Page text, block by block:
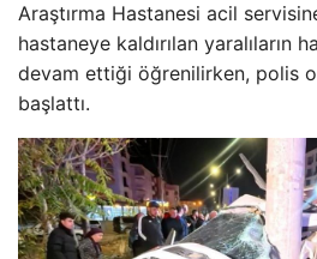
Araştırma Hastanesi acil
hastaneye kaldırılan yaralıların
devam ettiği öğrenilirken, polis
başlattı.